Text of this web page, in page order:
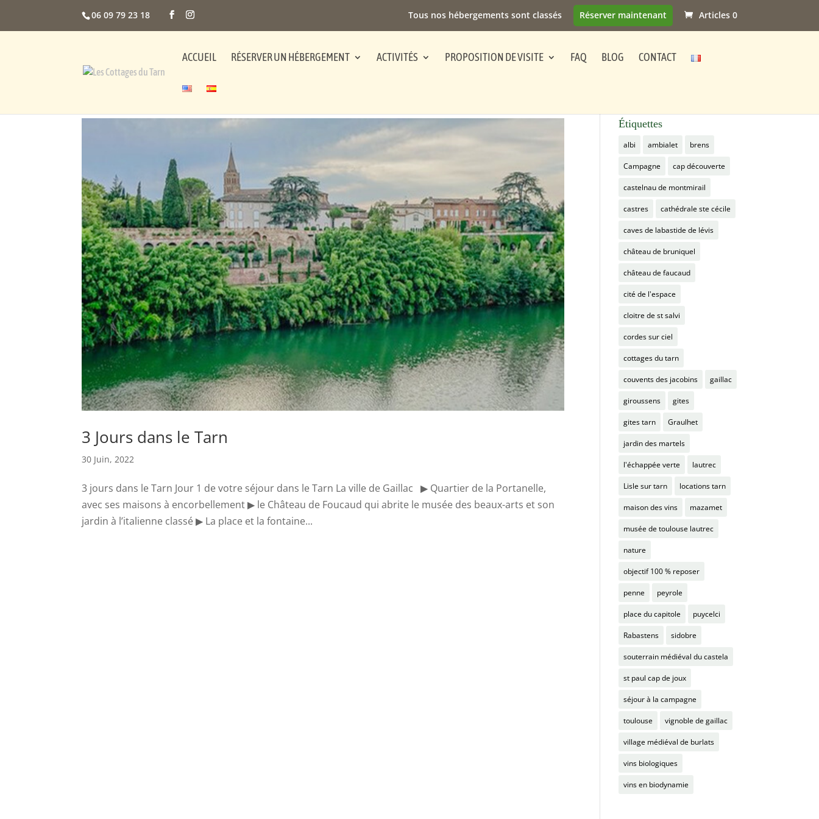
06 09 79 23 18 Tous nos hébergements sont classés Réserver maintenant Articles 0
ACCUEIL RÉSERVER UN HÉBERGEMENT ACTIVITÉS PROPOSITION DE VISITE FAQ BLOG CONTACT
3 Jours dans le Tarn
30 Juin, 2022
3 jours dans le Tarn Jour 1 de votre séjour dans le Tarn La ville de Gaillac ▶ Quartier de la Portanelle,
avec ses maisons à encorbellement ▶ le Château de Foucaud qui abrite le musée des beaux-arts et son
jardin à l’italienne classé ▶ La place et la fontaine...
Étiquettes
albi ambialet brens
Campagne cap découverte
castelnau de montmirail
castres cathédrale ste cécile
caves de labastide de lévis
château de bruniquel
château de faucaud
cité de l'espace
cloitre de st salvi
cordes sur ciel
cottages du tarn
couvents des jacobins gaillac
giroussens gites
gites tarn Graulhet
jardin des martels
l'échappée verte lautrec
Lisle sur tarn locations tarn
maison des vins mazamet
musée de toulouse lautrec
nature
objectif 100 % reposer
penne peyrole
place du capitole puycelci
Rabastens sidobre
souterrain médiéval du castela
st paul cap de joux
séjour à la campagne
toulouse vignoble de gaillac
village médiéval de burlats
vins biologiques
vins en biodynamie